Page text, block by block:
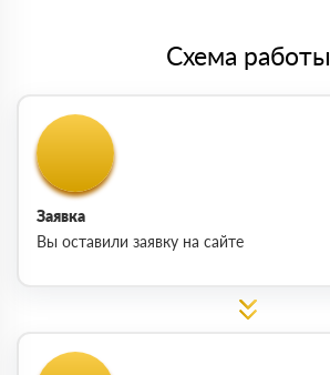
Схема работы
Заявка
Вы оставили заявку на сайте